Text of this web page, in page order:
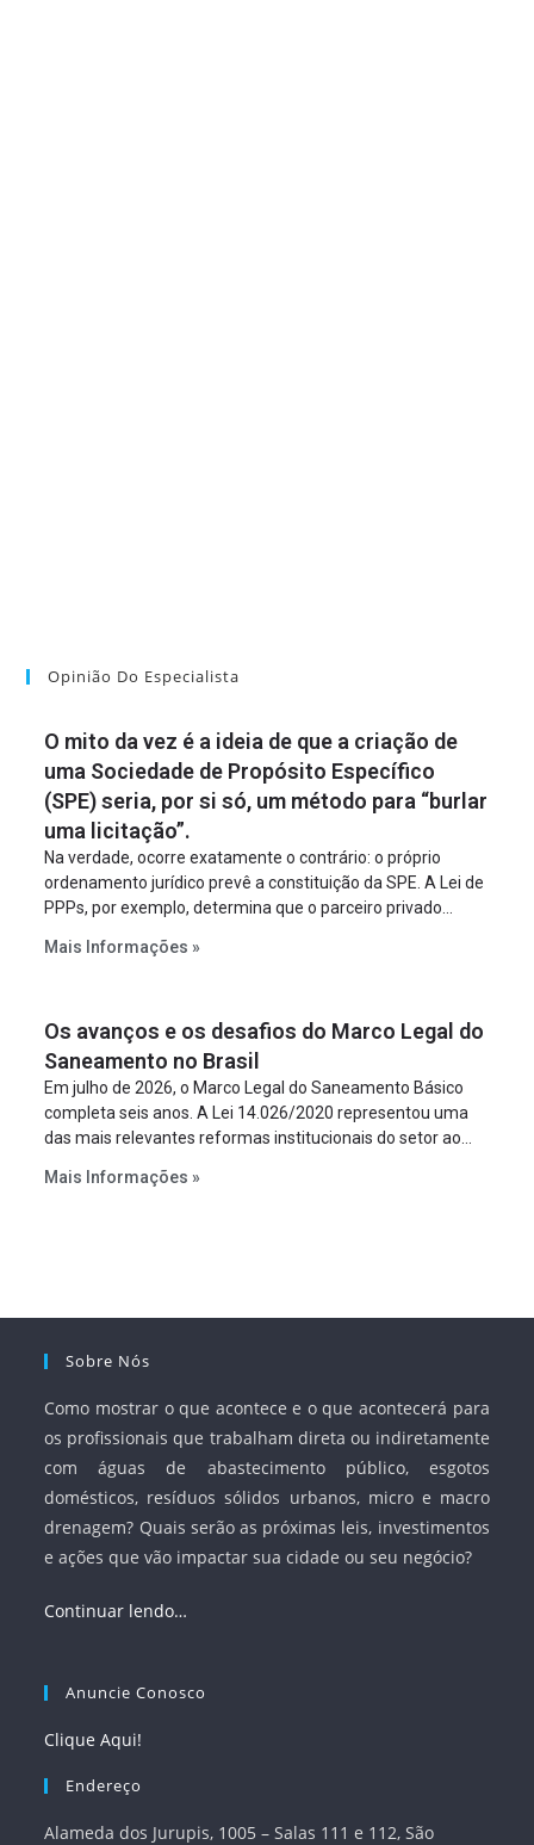
Opinião Do Especialista
O mito da vez é a ideia de que a criação de
uma Sociedade de Propósito Específico
(SPE) seria, por si só, um método para “burlar
uma licitação”.
Na verdade, ocorre exatamente o contrário: o próprio
ordenamento jurídico prevê a constituição da SPE. A Lei de
PPPs, por exemplo, determina que o parceiro privado
empreendimento. Ou seja, a suposta “fraude à licitação” é
projeto a projeto.
Mais Informações »
Os avanços e os desafios do Marco Legal do
Saneamento no Brasil
Em julho de 2026, o Marco Legal do Saneamento Básico
completa seis anos. A Lei 14.026/2020 representou uma
das mais relevantes reformas institucionais do setor ao
serviços, ampliar a participação da iniciativa privada,
Mais Informações »
Sobre Nós
Como mostrar o que acontece e o que acontecerá para
os profissionais que trabalham direta ou indiretamente
com águas de abastecimento público, esgotos
domésticos, resíduos sólidos urbanos, micro e macro
drenagem? Quais serão as próximas leis, investimentos
e ações que vão impactar sua cidade ou seu negócio?
Continuar lendo…
Anuncie Conosco
Clique Aqui!
Endereço
Alameda dos Jurupis, 1005 – Salas 111 e 112, São